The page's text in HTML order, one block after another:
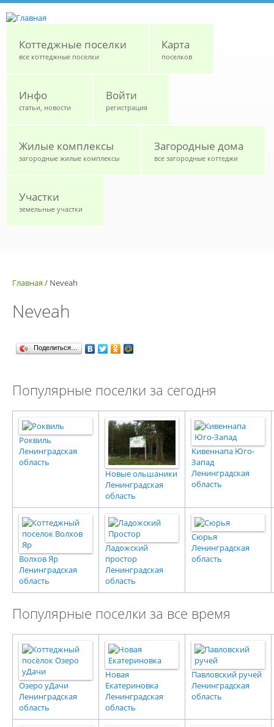
Коттеджные поселки
все коттеджные поселки
Карта
поселков
Инфо
статьи, новости
Войти
регистрация
Жилые комплексы
загородные жилые комплексы
Загородные дома
все загородные коттеджи
Участки
земельные участки
Главная / Neveah
Neveah
Поделиться…
Популярные поселки за сегодня
Роквиль
Ленинградская
область
Новые ольшаники
Ленинградская
область
Кивеннапа Юго-
Запад
Ленинградская
область
Волхов Яр
Ленинградская
область
Ладожский
простор
Ленинградская
область
Сюрья
Ленинградская
область
Популярные поселки за все время
Озеро уДачи
Ленинградская
область
Новая
Екатериновка
Ленинградская
область
Павловский ручей
Ленинградская
область